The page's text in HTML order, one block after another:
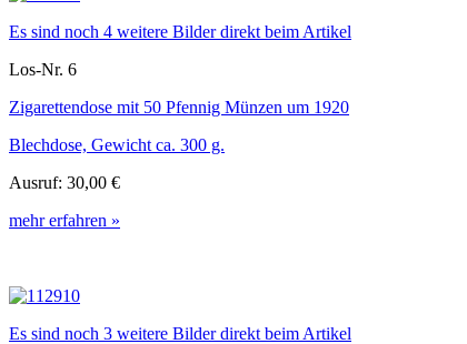
Es sind noch 4 weitere Bilder direkt beim Artikel
Los-Nr. 6
Zigarettendose mit 50 Pfennig Münzen um 1920
Blechdose, Gewicht ca. 300 g.
Ausruf: 30,00 €
mehr erfahren »
Es sind noch 3 weitere Bilder direkt beim Artikel